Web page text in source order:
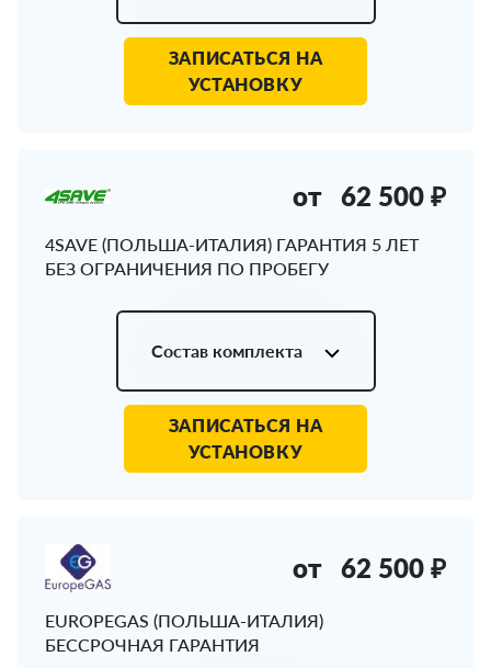
ЗАПИСАТЬСЯ НА
УСТАНОВКУ
4SAVE (ПОЛЬША-ИТАЛИЯ) ГАРАНТИЯ 5 ЛЕТ
БЕЗ ОГРАНИЧЕНИЯ ПО ПРОБЕГУ
от 62 500 ₽
Состав комплекта
ЗАПИСАТЬСЯ НА
УСТАНОВКУ
EUROPEGAS (ПОЛЬША-ИТАЛИЯ)
БЕССРОЧНАЯ ГАРАНТИЯ
от 62 500 ₽